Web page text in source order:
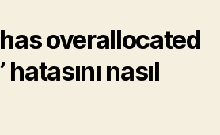
overallocated
nasıl